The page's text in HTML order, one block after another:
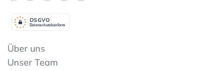
Datenschutzkonform
DSGVO
Über uns
Unser Team